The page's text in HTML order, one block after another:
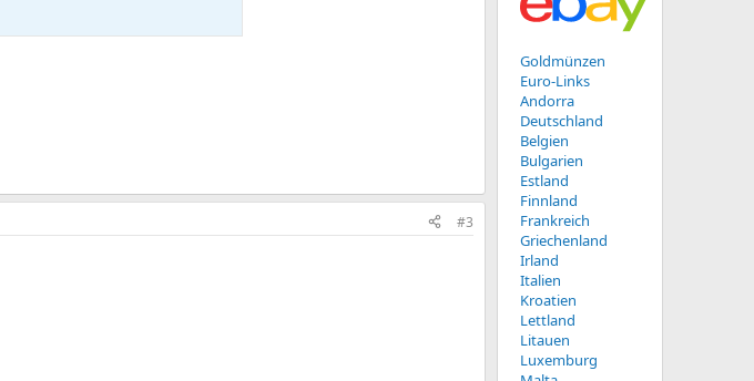
#3
Goldmünzen
Euro-Links
Andorra
Deutschland
Belgien
Bulgarien
Estland
Finnland
Frankreich
Griechenland
Irland
Italien
Kroatien
Lettland
Litauen
Luxemburg